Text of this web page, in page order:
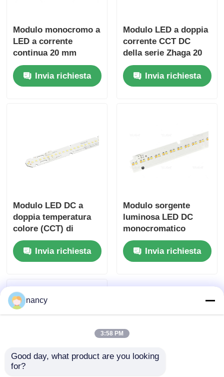
Modulo monocromo a
LED a corrente
continua 20 mm
larghezza serie Zhaga
120° angolo del fascio
Invia richiesta
Modulo LED a doppia
corrente CCT DC
della serie Zhaga 20
mm di larghezza ad
alta efficienza
120lm/W
Invia richiesta
Modulo LED DC a
doppia temperatura
colore (CCT) di
ricambio, serie
Zhaga, larghezza
24mm
Invia richiesta
Modulo sorgente
luminosa LED DC
monocromatico
2700K 3000K 4000K
5000K 24mm di
larghezza Serie
Invia richiesta
nancy
3:58 PM
Good day, what product are you looking
for?